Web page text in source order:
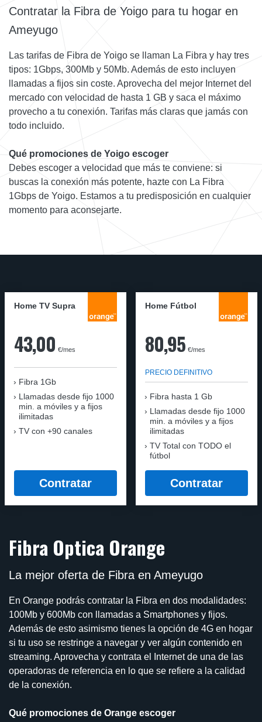
Contratar la Fibra de Yoigo para tu hogar en
Ameyugo
Las tarifas de Fibra de Yoigo se llaman La Fibra y hay tres
tipos: 1Gbps, 300Mb y 50Mb. Además de esto incluyen
llamadas a fijos sin coste. Aprovecha del mejor Internet del
mercado con velocidad de hasta 1 GB y saca el máximo
provecho a tu conexión. Tarifas más claras que jamás con
todo incluido.
Qué promociones de Yoigo escoger
Debes escoger a velocidad que más te conviene: si
buscas la conexión más potente, hazte con La Fibra
1Gbps de Yoigo. Estamos a tu predisposición en cualquier
momento para aconsejarte.
Home TV Supra
43,00 €/mes
Fibra 1Gb
Llamadas desde fijo 1000
min. a móviles y a fijos
ilimitadas
TV con +90 canales
Contratar
Home Fútbol
80,95 €/mes
PRECIO DEFINITIVO
Fibra hasta 1 Gb
Llamadas desde fijo 1000
min. a móviles y a fijos
ilimitadas
TV Total con TODO el
fútbol
Contratar
Fibra Optica Orange
La mejor oferta de Fibra en Ameyugo
En Orange podrás contratar la Fibra en dos modalidades:
100Mb y 600Mb con llamadas a Smartphones y fijos.
Además de esto asimismo tienes la opción de 4G en hogar
si tu uso se restringe a navegar y ver algún contenido en
streaming. Aprovecha y contrata el Internet de una de las
operadoras de referencia en lo que se refiere a la calidad
de la conexión.
Qué promociones de Orange escoger